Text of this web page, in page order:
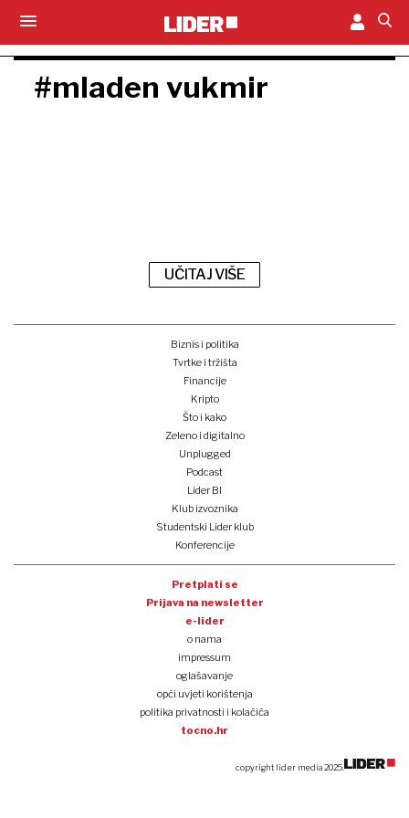
#mladen vukmir
UČITAJ VIŠE
Biznis i politika
Tvrtke i tržišta
Financije
Kripto
Što i kako
Zeleno i digitalno
Unplugged
Podcast
Lider BI
Klub izvoznika
Studentski Lider klub
Konferencije
Pretplati se
Prijava na newsletter
e-lider
o nama
impressum
oglašavanje
opći uvjeti korištenja
politika privatnosti i kolačića
tocno.hr
copyright lider media 2025.